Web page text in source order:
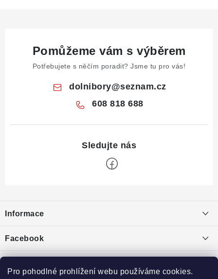
Pro pohodlné prohlížení webu používáme cookies.
Pomůžeme vám s výběrem
Potřebujete s něčím poradit? Jsme tu pro vás!
dolnibory@seznam.cz
608 818 688
p
a
í
Informace
Puncovní značky
Ochrana osobních údajů
Facebook
Toplist